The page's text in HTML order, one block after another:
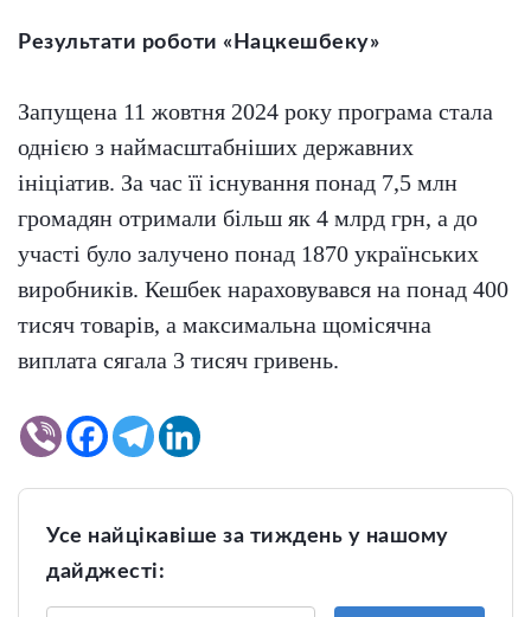
Результати роботи «Нацкешбеку»
Запущена 11 жовтня 2024 року програма стала
однією з наймасштабніших державних
ініціатив. За час її існування понад 7,5 млн
громадян отримали більш як 4 млрд грн, а до
участі було залучено понад 1870 українських
виробників. Кешбек нараховувався на понад 400
тисяч товарів, а максимальна щомісячна
виплата сягала 3 тисяч гривень.
Усе найцікавіше за тиждень у нашому
дайджесті: